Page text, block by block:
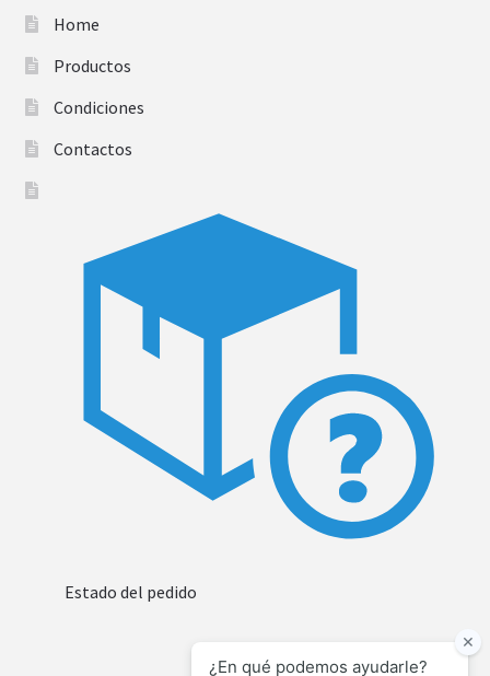
Home
Productos
Condiciones
Contactos
Estado del pedido